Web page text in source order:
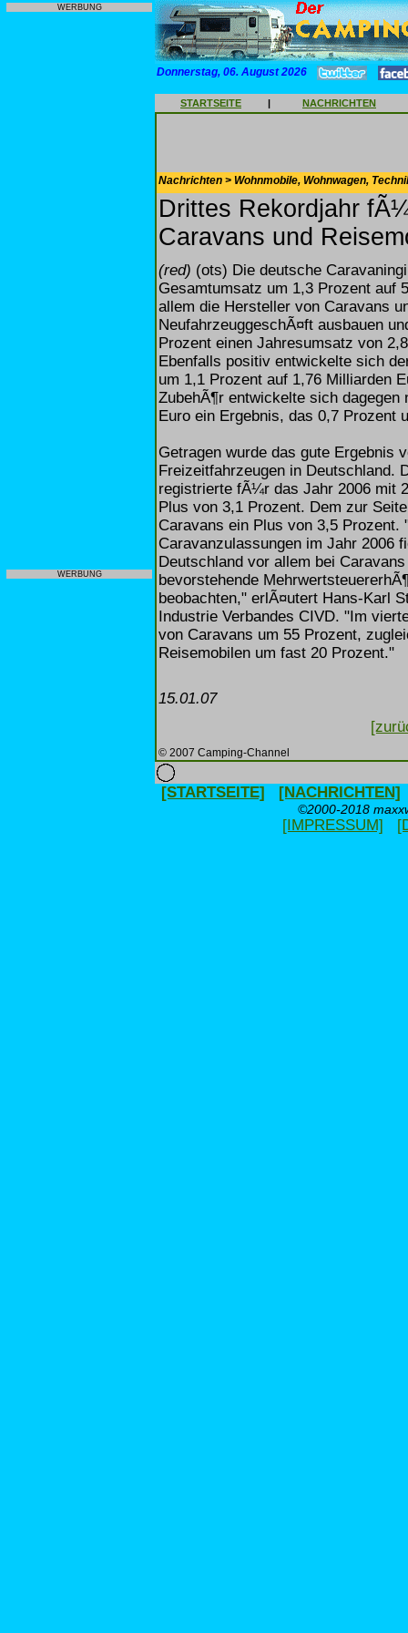
WERBUNG
WERBUNG
Donnerstag, 06. August 2026
STARTSEITE | NACHRICHTEN
Nachrichten > Wohnmobile, Wohnwagen,
Drittes Rekordjahr
Caravans und
(red) (ots) Die deutsche
Gesamtumsatz um 1,3 Prozent auf
allem die Hersteller von Caravans
NeufahrzeuggeschÃ¤ft ausbauen
Prozent einen Jahresumsatz von
Ebenfalls positiv entwickelte sich
um 1,1 Prozent auf 1,76 Milliarden
ZubehÃ¶r entwickelte sich
Euro ein Ergebnis, das 0,7 Prozent
Getragen wurde das gute Ergebnis
Freizeitfahrzeugen in Deutschland.
registrierte fÃ¼r das Jahr 2006 mit
Plus von 3,1 Prozent. Dem zur
Caravans ein Plus von 3,5 Prozent.
Caravanzulassungen im Jahr 2006
Deutschland vor allem bei
bevorstehende
beobachten," erlÃ¤utert Hans-Karl
Industrie Verbandes CIVD. "Im
von Caravans um 55 Prozent,
Reisemobilen um fast 20 Prozent."
15.01.07
© 2007 Camping-Channel
[STARTSEITE] [NACHRICHTEN]
©2000-2018
[IMPRESSUM]